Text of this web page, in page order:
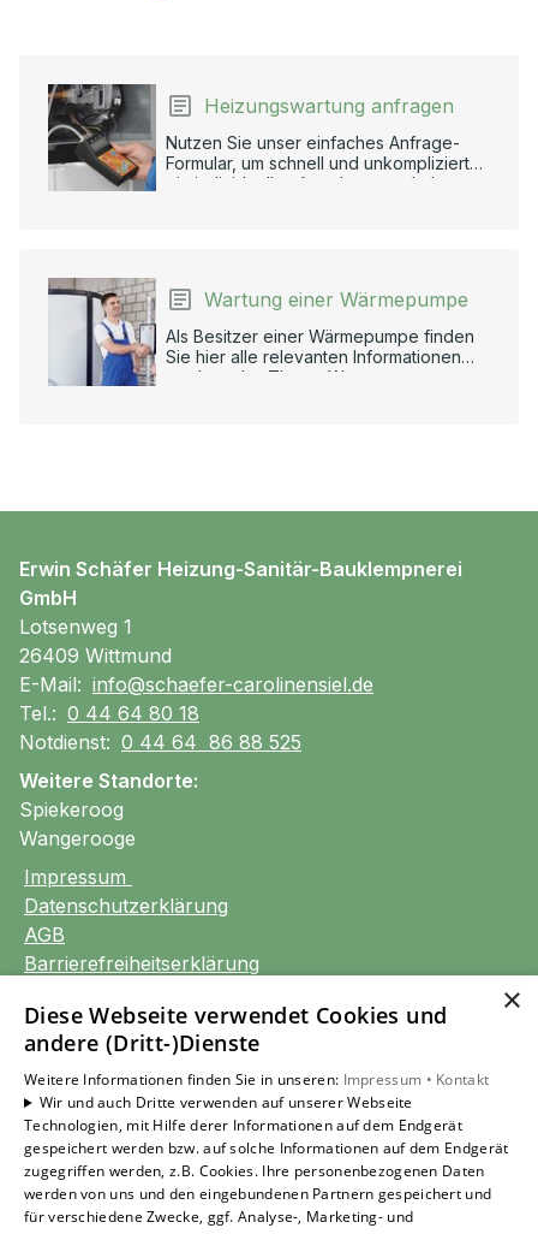
Heizungswartung anfragen
Nutzen Sie unser einfaches Anfrage-
Formular, um schnell und unkompliziert
ein individuelles Angebot zu erhalten.
Wartung einer Wärmepumpe
Als Besitzer einer Wärmepumpe finden
Sie hier alle relevanten Informationen
rund um das Thema Wartung.
Erwin Schäfer Heizung-Sanitär-Bauklempnerei
GmbH
Lotsenweg 1
26409 Wittmund
E-Mail: info@schaefer-carolinensiel.de
Tel.: 0 44 64 80 18
Notdienst: 0 44 64 86 88 525
Weitere Standorte:
Spiekeroog
Wangerooge
Impressum
Datenschutzerklärung
AGB
Barrierefreiheitserklärung
Unsere Bereiche
Privatkunden
Gewerbekunden
Karriere
Unternehmen
Kontakt
×
Diese Webseite verwendet Cookies und
andere (Dritt-)Dienste
Weitere Informationen finden Sie in unseren: Impressum • Kontakt
Wir und auch Dritte verwenden auf unserer Webseite
Technologien, mit Hilfe derer Informationen auf dem Endgerät
gespeichert werden bzw. auf solche Informationen auf dem Endgerät
zugegriffen werden, z.B. Cookies. Ihre personenbezogenen Daten
werden von uns und den eingebundenen Partnern gespeichert und
für verschiedene Zwecke, ggf. Analyse-, Marketing- und